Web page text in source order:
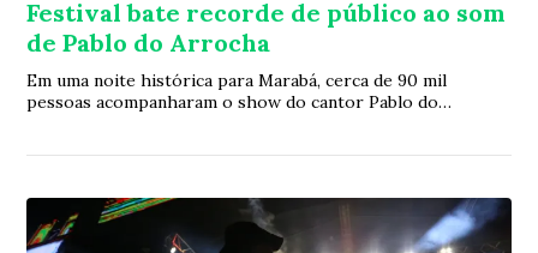
Festival bate recorde de público ao som
de Pablo do Arrocha
Em uma noite histórica para Marabá, cerca de 90 mil
pessoas acompanharam o show do cantor Pablo do